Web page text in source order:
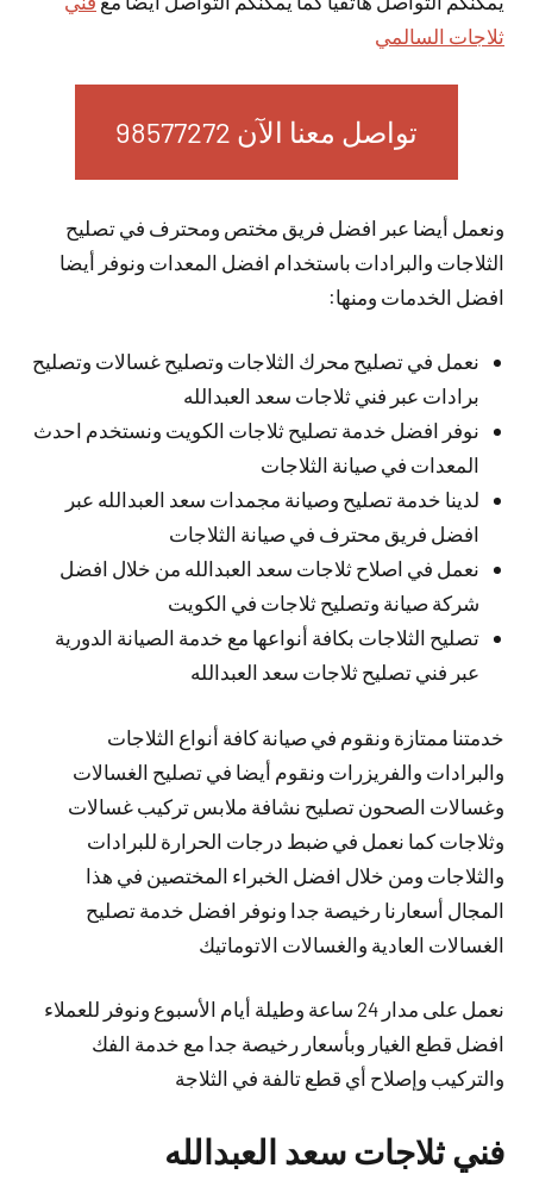
ثلاجات السالمي
تواصل معنا الآن 98577272
ونعمل أيضا عبر افضل فريق مختص ومحترف في تصليح
الثلاجات والبرادات باستخدام افضل المعدات ونوفر أيضا
افضل الخدمات ومنها:
نعمل في تصليح محرك الثلاجات وتصليح غسالات وتصليح
برادات عبر فني ثلاجات سعد العبدالله
نوفر افضل خدمة تصليح ثلاجات الكويت ونستخدم احدث
المعدات في صيانة الثلاجات
لدينا خدمة تصليح وصيانة مجمدات سعد العبدالله عبر
افضل فريق محترف في صيانة الثلاجات
نعمل في اصلاح ثلاجات سعد العبدالله من خلال افضل
شركة صيانة وتصليح ثلاجات في الكويت
تصليح الثلاجات بكافة أنواعها مع خدمة الصيانة الدورية
عبر فني تصليح ثلاجات سعد العبدالله
خدمتنا ممتازة ونقوم في صيانة كافة أنواع الثلاجات
والبرادات والفريزرات ونقوم أيضا في تصليح الغسالات
وغسالات الصحون تصليح نشافة ملابس تركيب غسالات
وثلاجات كما نعمل في ضبط درجات الحرارة للبرادات
والثلاجات ومن خلال افضل الخبراء المختصين في هذا
المجال أسعارنا رخيصة جدا ونوفر افضل خدمة تصليح
الغسالات العادية والغسالات الاتوماتيك
نعمل على مدار 24 ساعة وطيلة أيام الأسبوع ونوفر للعملاء
افضل قطع الغيار وبأسعار رخيصة جدا مع خدمة الفك
والتركيب وإصلاح أي قطع تالفة في الثلاجة
فني ثلاجات سعد العبدالله